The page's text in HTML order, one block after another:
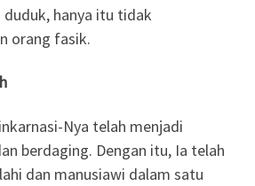
hanya itu tidak
orang fasik.
Nya telah menjadi
berdaging. Dengan itu, Ia telah
dan manusiawi dalam satu